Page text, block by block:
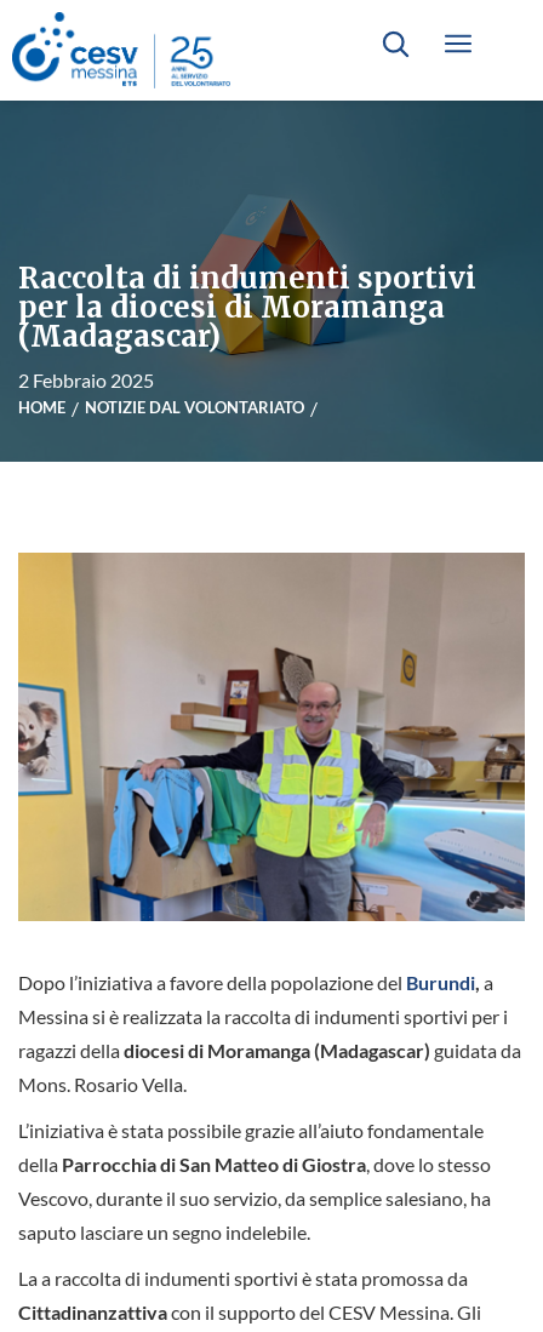
Raccolta di indumenti sportivi
per la diocesi di Moramanga
(Madagascar)
2 Febbraio 2025
HOME NOTIZIE DAL VOLONTARIATO
Dopo l’iniziativa a favore della popolazione del Burundi, a
Messina si è realizzata la raccolta di indumenti sportivi per i
ragazzi delladiocesi di Moramanga (Madagascar) guidata da
Mons. Rosario Vella.
L’iniziativa è stata possibile grazie all’aiuto fondamentale
della Parrocchia di San Matteo di Giostra, dove lo stesso
Vescovo, durante il suo servizio, da semplice salesiano, ha
saputo lasciare un segno indelebile.
La a raccolta di indumenti sportivi è stata promossa da
Cittadinanzattivacon il supporto del CESV Messina. Gli